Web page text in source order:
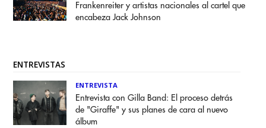
Frankenreiter y artistas nacionales al cartel que
encabeza Jack Johnson
ENTREVISTAS
ENTREVISTA
Entrevista con Gilla Band: El proceso detrás
de "Giraffe" y sus planes de cara al nuevo
álbum